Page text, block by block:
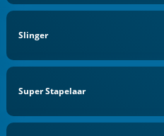
Slinger
Super Stapelaar